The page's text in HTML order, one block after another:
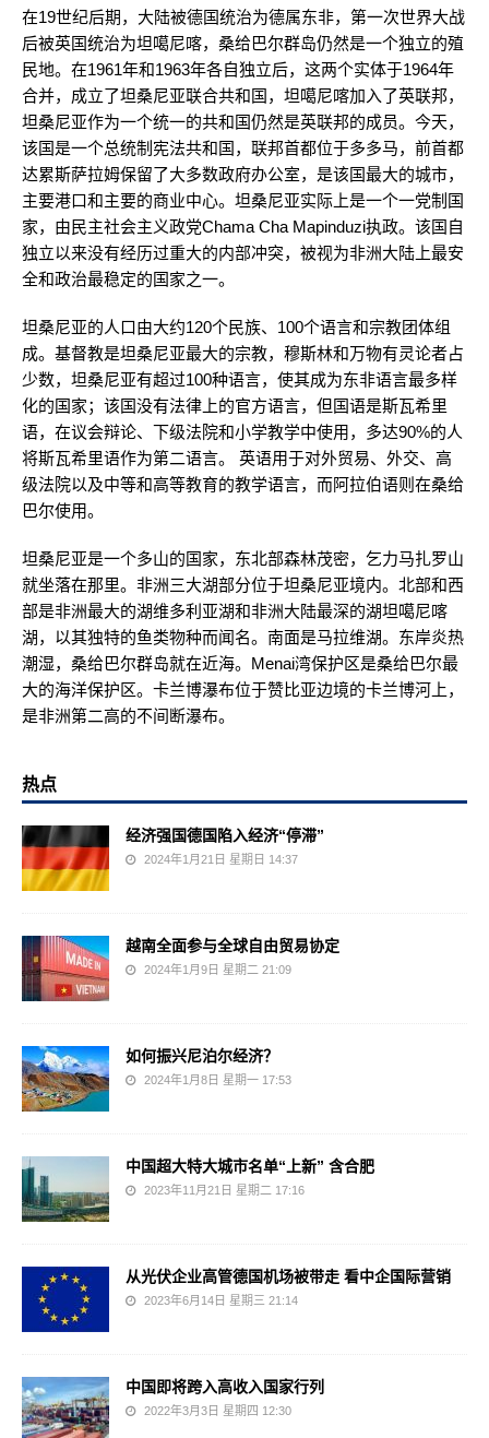
在19世纪后期，大陆被德国统治为德属东非，第一次世界大战
后被英国统治为坦噶尼喀，桑给巴尔群岛仍然是一个独立的殖
民地。在1961年和1963年各自独立后，这两个实体于1964年
合并，成立了坦桑尼亚联合共和国，坦噶尼喀加入了英联邦，
坦桑尼亚作为一个统一的共和国仍然是英联邦的成员。今天，
该国是一个总统制宪法共和国，联邦首都位于多多马，前首都
达累斯萨拉姆保留了大多数政府办公室，是该国最大的城市，
主要港口和主要的商业中心。坦桑尼亚实际上是一个一党制国
家，由民主社会主义政党Chama Cha Mapinduzi执政。该国自
独立以来没有经历过重大的内部冲突，被视为非洲大陆上最安
全和政治最稳定的国家之一。
坦桑尼亚的人口由大约120个民族、100个语言和宗教团体组
成。基督教是坦桑尼亚最大的宗教，穆斯林和万物有灵论者占
少数，坦桑尼亚有超过100种语言，使其成为东非语言最多样
化的国家；该国没有法律上的官方语言，但国语是斯瓦希里
语，在议会辩论、下级法院和小学教学中使用，多达90%的人
将斯瓦希里语作为第二语言。 英语用于对外贸易、外交、高
级法院以及中等和高等教育的教学语言，而阿拉伯语则在桑给
巴尔使用。
坦桑尼亚是一个多山的国家，东北部森林茂密，乞力马扎罗山
就坐落在那里。非洲三大湖部分位于坦桑尼亚境内。北部和西
部是非洲最大的湖维多利亚湖和非洲大陆最深的湖坦噶尼喀
湖，以其独特的鱼类物种而闻名。南面是马拉维湖。东岸炎热
潮湿，桑给巴尔群岛就在近海。Menai湾保护区是桑给巴尔最
大的海洋保护区。卡兰博瀑布位于赞比亚边境的卡兰博河上，
是非洲第二高的不间断瀑布。
热点
经济强国德国陷入经济“停滞”
2024年1月21日 星期日 14:37
越南全面参与全球自由贸易协定
2024年1月9日 星期二 21:09
如何振兴尼泊尔经济？
2024年1月8日 星期一 17:53
中国超大特大城市名单“上新” 含合肥
2023年11月21日 星期二 17:16
从光伏企业高管德国机场被带走 看中企国际营销
2023年6月14日 星期三 21:14
中国即将跨入高收入国家行列
2022年3月3日 星期四 12:30